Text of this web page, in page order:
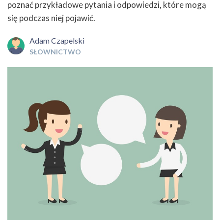
poznać przykładowe pytania i odpowiedzi, które mogą
się podczas niej pojawić.
Adam Czapelski
SŁOWNICTWO